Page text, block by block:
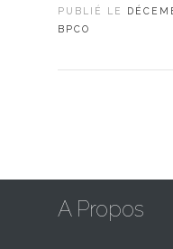
PUBLIÉ LE
BPCO
A Propos